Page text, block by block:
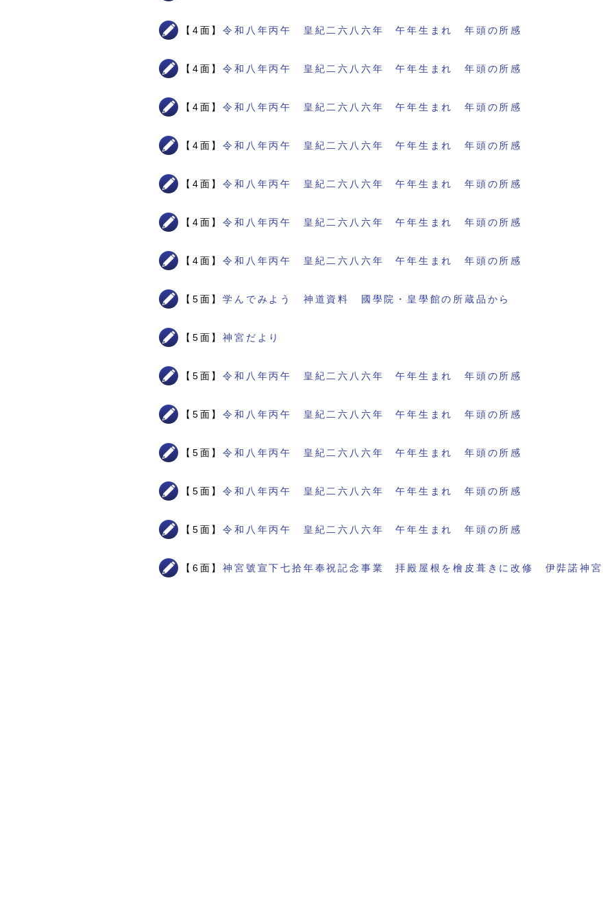
【4面】令和八年丙午 皇紀二六八六年 午年生まれ 年頭の所感
【4面】令和八年丙午 皇紀二六八六年 午年生まれ 年頭の所感
【4面】令和八年丙午 皇紀二六八六年 午年生まれ 年頭の所感
【4面】令和八年丙午 皇紀二六八六年 午年生まれ 年頭の所感
【4面】令和八年丙午 皇紀二六八六年 午年生まれ 年頭の所感
【4面】令和八年丙午 皇紀二六八六年 午年生まれ 年頭の所感
【4面】令和八年丙午 皇紀二六八六年 午年生まれ 年頭の所感
【5面】学んでみよう 神道資料 國學院・皇學館の所蔵品から
【5面】神宮だより
【5面】令和八年丙午 皇紀二六八六年 午年生まれ 年頭の所感
【5面】令和八年丙午 皇紀二六八六年 午年生まれ 年頭の所感
【5面】令和八年丙午 皇紀二六八六年 午年生まれ 年頭の所感
【5面】令和八年丙午 皇紀二六八六年 午年生まれ 年頭の所感
【5面】令和八年丙午 皇紀二六八六年 午年生まれ 年頭の所感
【6面】神宮號宣下七拾年奉祝記念事業 拝殿屋根を檜皮葺きに改修 伊弉諾神宮